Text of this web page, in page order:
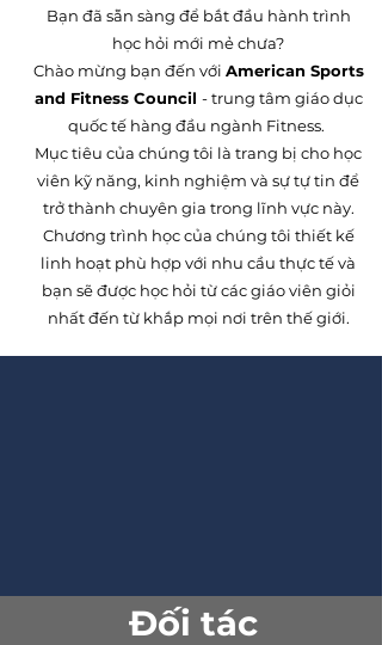
Bạn đã sẵn sàng để bắt đầu hành trình
học hỏi mới mẻ chưa?
Chào mừng bạn đến với American Sports
and Fitness Council - trung tâm giáo dục
quốc tế hàng đầu ngành Fitness.
Mục tiêu của chúng tôi là trang bị cho học
viên kỹ năng, kinh nghiệm và sự tự tin để
trở thành chuyên gia trong lĩnh vực này.
Chương trình học của chúng tôi thiết kế
linh hoạt phù hợp với nhu cầu thực tế và
bạn sẽ được học hỏi từ các giáo viên giỏi
nhất đến từ khắp mọi nơi trên thế giới.
Đối tác